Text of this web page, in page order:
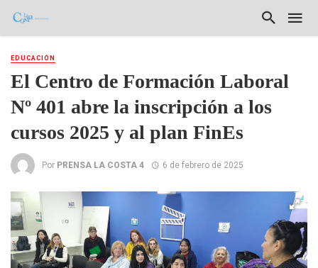
EDUCACIÓN
El Centro de Formación Laboral
Nº 401 abre la inscripción a los
cursos 2025 y al plan FinEs
Por PRENSA LA COSTA 4 6 de febrero de 2025